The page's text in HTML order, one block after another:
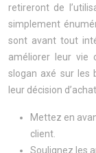
retireront de
simplement
sont avant tout
améliorer leur vie
slogan axé sur les
leur décision d’achat.
Mettez en
client.
Soulignez les